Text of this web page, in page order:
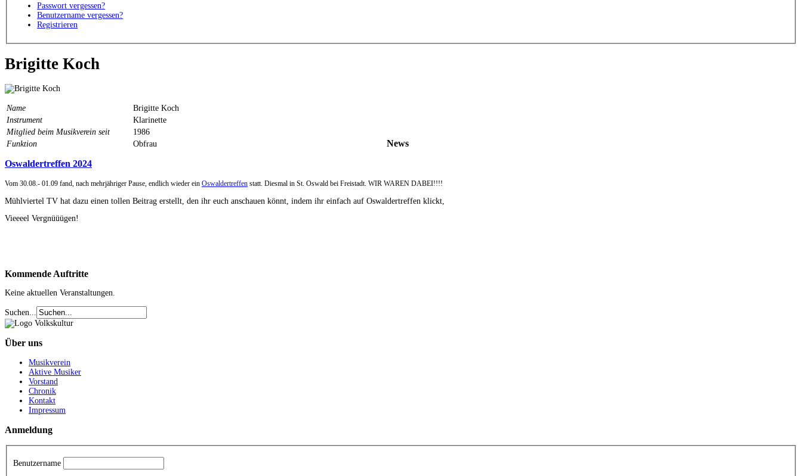
Passwort vergessen?
Benutzername vergessen?
Registrieren
Brigitte Koch
Name
Brigitte Koch
Instrument
Klarinette
Mitglied beim Musikverein seit
1986
Funktion
Obfrau
News
Oswaldertreffen 2024
Vom 30.08.- 01.09 fand, nach mehrjähriger Pause, endlich wieder ein Oswaldertreffen statt. Diesmal in St. Oswald bei Freistadt. WIR WAREN DABEI!!!!
Mühlviertel TV hat dazu einen tollen Beitrag erstellt, den ihr euch anschauen könnt, indem ihr einfach auf Oswaldertreffen klickt,
Vieeeel Vergnüüügen!
Kommende Auftritte
Keine aktuellen Veranstaltungen.
Suchen...
Über uns
Musikverein
Aktive Musiker
Vorstand
Chronik
Kontakt
Impressum
Anmeldung
Benutzername